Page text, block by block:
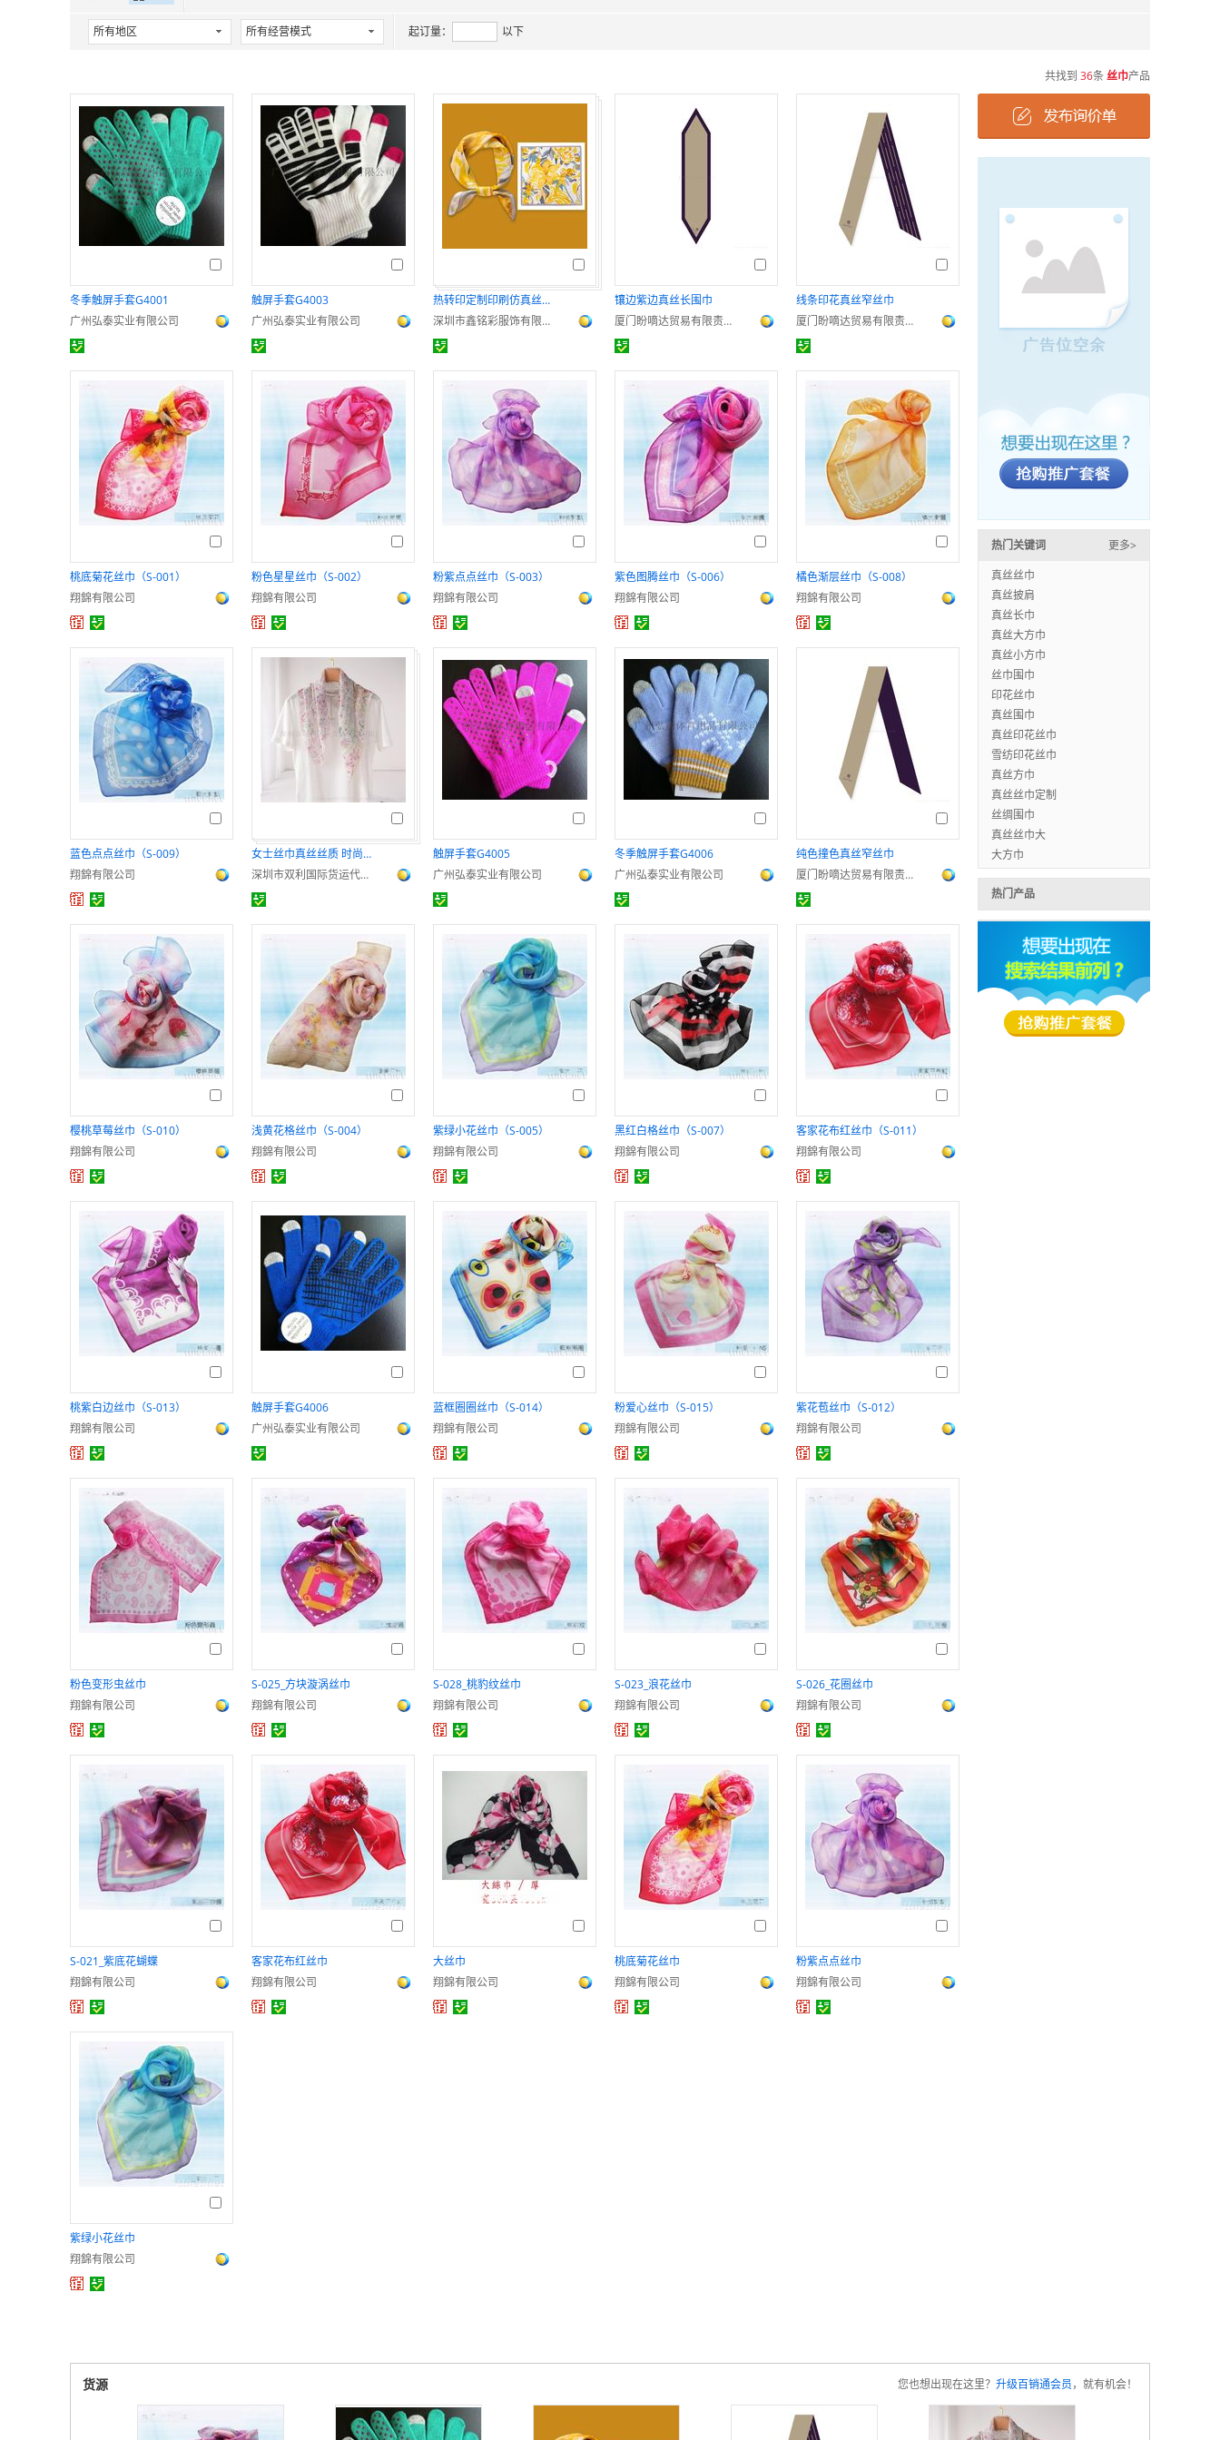
所有地区 所有经营模式 起订量： 以下
共找到 36条丝巾产品
冬季触屏手套G4001
广州弘泰实业有限公司
触屏手套G4003
广州弘泰实业有限公司
热转印定制印刷仿真丝真丝围巾
深圳市鑫铭彩服饰有限公司
镶边紫边真丝长围巾
厦门盼嘀达贸易有限责任公司
线条印花真丝窄丝巾
厦门盼嘀达贸易有限责任公司
桃底菊花丝巾（S-001）
翔錦有限公司
粉色星星丝巾（S-002）
翔錦有限公司
粉紫点点丝巾（S-003）
翔錦有限公司
紫色图腾丝巾（S-006）
翔錦有限公司
橘色渐层丝巾（S-008）
翔錦有限公司
蓝色点点丝巾（S-009）
翔錦有限公司
女士丝巾真丝丝质 时尚百搭显气质
深圳市双利国际货运代理有限公司
触屏手套G4005
广州弘泰实业有限公司
冬季触屏手套G4006
广州弘泰实业有限公司
纯色撞色真丝窄丝巾
厦门盼嘀达贸易有限责任公司
樱桃草莓丝巾（S-010）
翔錦有限公司
浅黄花格丝巾（S-004）
翔錦有限公司
紫绿小花丝巾（S-005）
翔錦有限公司
黑红白格丝巾（S-007）
翔錦有限公司
客家花布红丝巾（S-011）
翔錦有限公司
桃紫白边丝巾（S-013）
翔錦有限公司
触屏手套G4006
广州弘泰实业有限公司
蓝框圈圈丝巾（S-014）
翔錦有限公司
粉爱心丝巾（S-015）
翔錦有限公司
紫花苞丝巾（S-012）
翔錦有限公司
粉色变形虫丝巾
翔錦有限公司
S-025_方块漩涡丝巾
翔錦有限公司
S-028_桃豹纹丝巾
翔錦有限公司
S-023_浪花丝巾
翔錦有限公司
S-026_花圈丝巾
翔錦有限公司
S-021_紫底花蝴蝶
翔錦有限公司
客家花布红丝巾
翔錦有限公司
大丝巾
翔錦有限公司
桃底菊花丝巾
翔錦有限公司
粉紫点点丝巾
翔錦有限公司
紫绿小花丝巾
翔錦有限公司
热门关键词
更多>
真丝丝巾
真丝披肩
真丝长巾
真丝大方巾
真丝小方巾
丝巾围巾
印花丝巾
真丝围巾
真丝印花丝巾
雪纺印花丝巾
真丝方巾
真丝丝巾定制
丝绸围巾
真丝丝巾大
大方巾
热门产品
货源 您也想出现在这里？ 升级百销通会员，就有机会！